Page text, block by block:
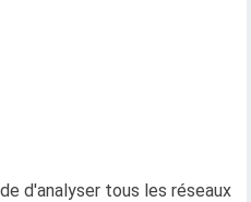
d'analyser tous les réseaux